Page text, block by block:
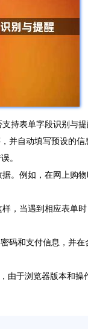
持表单字段识别与提
并自动填写预设的
。
。例如，在网上购
，当遇到相应表单
和支付信息，并
于浏览器版本和